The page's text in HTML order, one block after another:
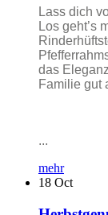
Lass dich
Los geht’s
das
Familie gut
...
mehr
18 Oct